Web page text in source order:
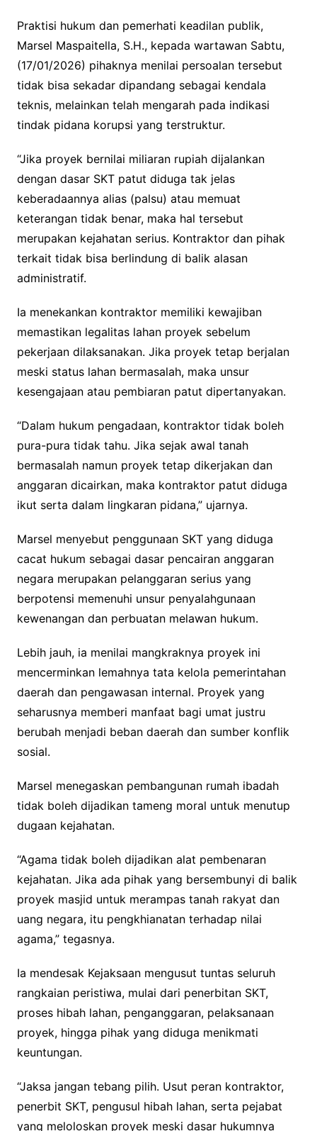
Praktisi hukum dan pemerhati keadilan publik,
Marsel Maspaitella, S.H., kepada wartawan Sabtu,
(17/01/2026) pihaknya menilai persoalan tersebut
tidak bisa sekadar dipandang sebagai kendala
teknis, melainkan telah mengarah pada indikasi
tindak pidana korupsi yang terstruktur.
“Jika proyek bernilai miliaran rupiah dijalankan
dengan dasar SKT patut diduga tak jelas
keberadaannya alias (palsu) atau memuat
keterangan tidak benar, maka hal tersebut
merupakan kejahatan serius. Kontraktor dan pihak
terkait tidak bisa berlindung di balik alasan
administratif.
Ia menekankan kontraktor memiliki kewajiban
memastikan legalitas lahan proyek sebelum
pekerjaan dilaksanakan. Jika proyek tetap berjalan
meski status lahan bermasalah, maka unsur
kesengajaan atau pembiaran patut dipertanyakan.
“Dalam hukum pengadaan, kontraktor tidak boleh
pura-pura tidak tahu. Jika sejak awal tanah
bermasalah namun proyek tetap dikerjakan dan
anggaran dicairkan, maka kontraktor patut diduga
ikut serta dalam lingkaran pidana,” ujarnya.
Marsel menyebut penggunaan SKT yang diduga
cacat hukum sebagai dasar pencairan anggaran
negara merupakan pelanggaran serius yang
berpotensi memenuhi unsur penyalahgunaan
kewenangan dan perbuatan melawan hukum.
Lebih jauh, ia menilai mangkraknya proyek ini
mencerminkan lemahnya tata kelola pemerintahan
daerah dan pengawasan internal. Proyek yang
seharusnya memberi manfaat bagi umat justru
berubah menjadi beban daerah dan sumber konflik
sosial.
Marsel menegaskan pembangunan rumah ibadah
tidak boleh dijadikan tameng moral untuk menutup
dugaan kejahatan.
“Agama tidak boleh dijadikan alat pembenaran
kejahatan. Jika ada pihak yang bersembunyi di balik
proyek masjid untuk merampas tanah rakyat dan
uang negara, itu pengkhianatan terhadap nilai
agama,” tegasnya.
Ia mendesak Kejaksaan mengusut tuntas seluruh
rangkaian peristiwa, mulai dari penerbitan SKT,
proses hibah lahan, penganggaran, pelaksanaan
proyek, hingga pihak yang diduga menikmati
keuntungan.
“Jaksa jangan tebang pilih. Usut peran kontraktor,
penerbit SKT, pengusul hibah lahan, serta pejabat
yang meloloskan proyek meski dasar hukumnya